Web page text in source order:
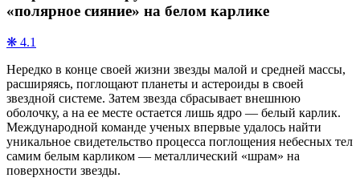
«полярное сияние» на белом карлике
❋ 4.1
Нередко в конце своей жизни звезды малой и средней массы,
расширяясь, поглощают планеты и астероиды в своей
звездной системе. Затем звезда сбрасывает внешнюю
оболочку, а на ее месте остается лишь ядро — белый карлик.
Международной команде ученых впервые удалось найти
уникальное свидетельство процесса поглощения небесных тел
самим белым карликом — металлический «шрам» на
поверхности звезды.